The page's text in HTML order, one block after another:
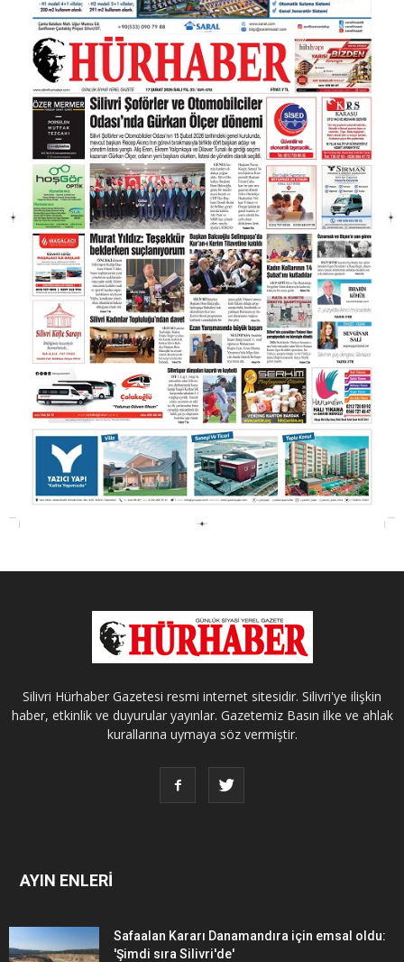
Silivri Hürhaber Gazetesi resmi internet sitesidir. Silivri'ye ilişkin
haber, etkinlik ve duyurular yayınlar. Gazetemiz Basın ilke ve ahlak
kurallarına uymaya söz vermiştir.
AYIN ENLERİ
Safaalan Kararı Danamandıra için emsal oldu:
'Şimdi sıra Silivri'de'